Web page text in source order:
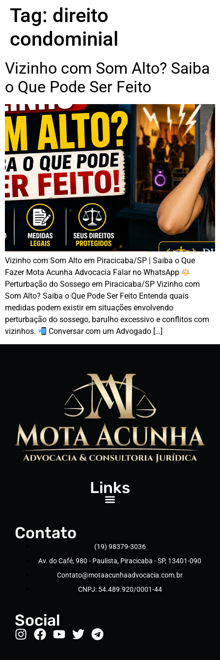
Tag: direito
condominial
Vizinho com Som Alto? Saiba
o Que Pode Ser Feito
Vizinho com Som Alto em Piracicaba/SP | Saiba o Que
Fazer Mota Acunha Advocacia Falar no WhatsApp
Perturbação do Sossego em Piracicaba/SP Vizinho com
Som Alto? Saiba o Que Pode Ser Feito Entenda quais
medidas podem existir em situações envolvendo
perturbação do sossego, barulho excessivo e conflitos com
vizinhos.
Conversar com um Advogado […]
Links
Contato
(19) 98379-3036
Av. do Café, 980 - Paulista, Piracicaba - SP, 13401-090
Contato@motaacunhaadvocacia.com.br
CNPJ: 54.489.920/0001-44
Social